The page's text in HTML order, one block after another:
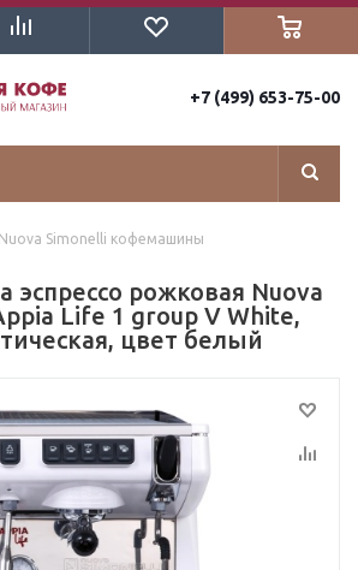
+7 (499) 653-75-00
Nuova Simonelli кофемашины
рожковая Nuova
Life 1 group V White,
цвет белый